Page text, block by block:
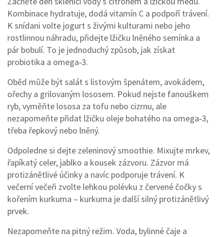
Kombinace hydratuje, dodá vitamín C a podpoří trávení.
K snídani volte jogurt s živými kulturami nebo jeho
rostlinnou náhradu, přidejte lžičku lněného semínka a
pár bobulí. To je jednoduchý způsob, jak získat
probiotika a omega‑3.
Oběd může být salát s listovým špenátem, avokádem,
ořechy a grilovaným lososem. Pokud nejste fanouškem
ryb, vyměňte lososa za tofu nebo cizrnu, ale
nezapomeňte přidat lžičku oleje bohatého na omega‑3,
třeba řepkový nebo lněný.
Odpoledne si dejte zeleninový smoothie. Mixujte mrkev,
řapíkatý celer, jablko a kousek zázvoru. Zázvor má
protizánětlivé účinky a navíc podporuje trávení. K
večerní večeři zvolte lehkou polévku z červené čočky s
kořením kurkuma – kurkuma je další silný protizánětlivý
prvek.
Nezapomeňte na pitný režim. Voda, bylinné čaje a